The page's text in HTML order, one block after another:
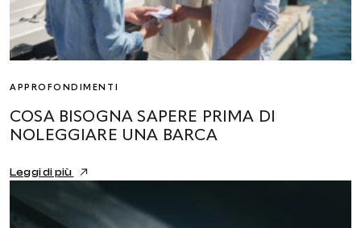
APPROFONDIMENTI
COSA BISOGNA SAPERE PRIMA DI
NOLEGGIARE UNA BARCA
Leggi di più